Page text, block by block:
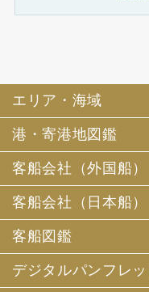
エリア・海域
港・寄港地図鑑
客船会社（外国船）
客船会社（日本船）
客船図鑑
デジタルパンフレ